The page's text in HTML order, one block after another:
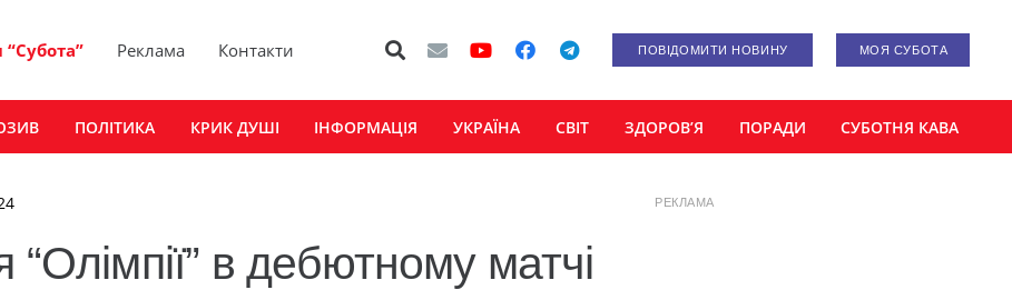
Реклама Контакти ПОВІДОМИТИ НОВИНУ МОЯ СУБОТА
ПОЛІТИКА КРИК ДУШІ ІНФОРМАЦІЯ УКРАЇНА СВІТ ЗДОРОВ’Я ПОРАДИ СУБОТНЯ КАВА
“Олімпії” в дебютному матчі
РЕКЛАМА